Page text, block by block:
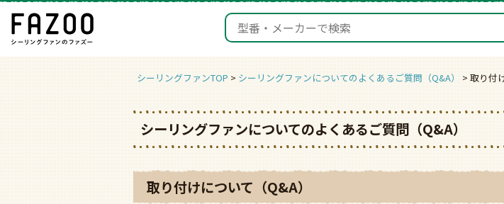
シーリングファンTOP シーリングファンについてのよくあるご質問（Q&A） 取り付
シーリングファンについてのよくあるご質問（Q&A）
取り付けについて（Q&A）